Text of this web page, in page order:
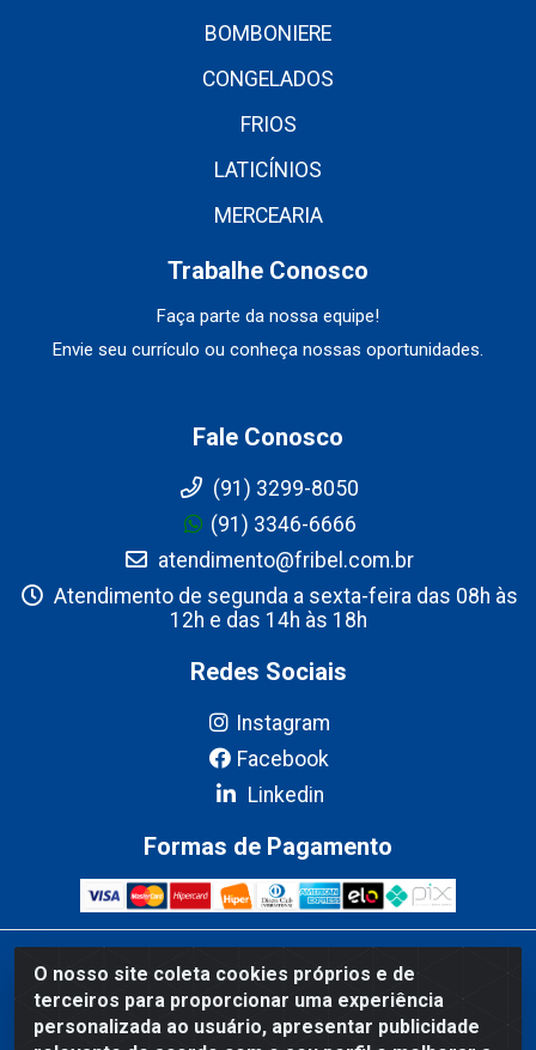
O nosso site coleta cookies próprios e de
terceiros para proporcionar uma experiência
personalizada ao usuário, apresentar publicidade
BOMBONIERE
CONGELADOS
FRIOS
LATICÍNIOS
MERCEARIA
Trabalhe Conosco
Faça parte da nossa equipe!
Envie seu currículo ou conheça nossas oportunidades.
Fale Conosco
(91) 3299-8050
(91) 3346-6666
atendimento@fribel.com.br
Atendimento de segunda a sexta-feira das 08h às
12h e das 14h às 18h
Redes Sociais
Instagram
Facebook
Linkedin
Formas de Pagamento
Fribel Comercio de Alimentos LTDA - Travessa Pedro Marques de
Mesquita, 707 - Bairro Centro, Marituba/PA - CEP 67200-000 -
CNPJ 06.035.543/0001-20